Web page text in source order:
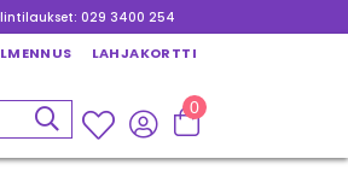
029 3400 254
LAHJAKORTTI
0